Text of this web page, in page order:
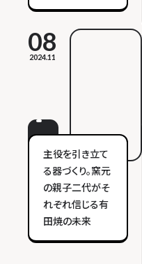
08
2024.11
主役を引き立て
る器づくり。窯元
の親子二代がそ
れぞれ信じる有
田焼の未来